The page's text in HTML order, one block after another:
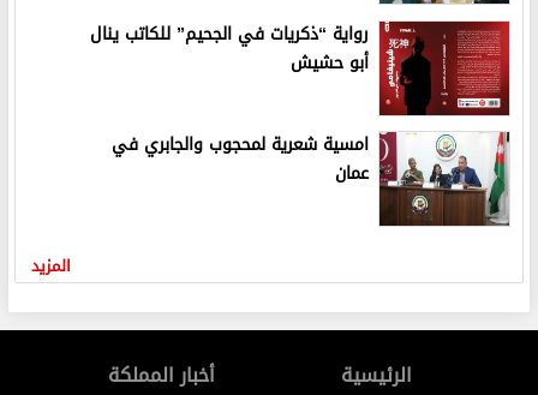
رواية “ذكريات في الجحيم” للكاتب ينال
أبو حشيش
امسية شعرية لمحجوب والجابري في
عمان
المزيد
الرئيسية
أخبار المملكة